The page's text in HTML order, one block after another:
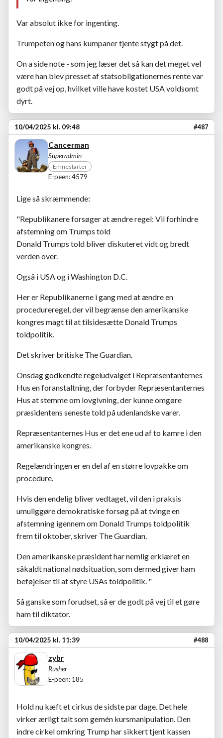
Var absolut ikke for ingenting.
Trumpeten og hans kumpaner tjente stygt på det.
On a side note - som jeg læser det så kan det meget vel
være han blev presset af statsobligationernes rente var
godt på vej op, hvilket ville have kostet USA voldsomt
dyrt.
10/04/2025 kl. 09:48 #487
Cancerman
Superadmin
Emnestarter
E-peen: 4579
Lige så skræmmende:
"Republikanere forsøger at ændre regel: Vil forhindre
afstemning om Trumps told
Donald Trumps told bliver diskuteret vidt og bredt
verden over.
Også i USA og i Washington D.C.
Her er Republikanerne i gang med at ændre en
procedureregel, der vil begrænse den amerikanske
kongres magt til at tilsidesætte Donald Trumps
toldpolitik.
Det skriver britiske The Guardian.
Onsdag godkendte regeludvalget i Repræsentanternes
Hus en foranstaltning, der forbyder Repræsentanternes
Hus at stemme om lovgivning, der kunne omgøre
præsidentens seneste told på udenlandske varer.
Repræsentanternes Hus er det ene ud af to kamre i den
amerikanske kongres.
Regelændringen er en del af en større lovpakke om
procedure.
Hvis den endelig bliver vedtaget, vil den i praksis
umuliggøre demokratiske forsøg på at tvinge en
afstemning igennem om Donald Trumps toldpolitik
frem til oktober, skriver The Guardian.
Den amerikanske præsident har nemlig erklæret en
såkaldt national nødsituation, som dermed giver ham
beføjelser til at styre USAs toldpolitik. "
Så ganske som forudset, så er de godt på vej til et gøre
ham til diktator.
10/04/2025 kl. 11:39 #488
zybr
Rusher
E-peen: 185
Hold nu kæft et cirkus de sidste par dage. Det hele
virker ærligt talt som gemén kursmanipulation. Den
indre cirkel omkring Trump har sikkert tjent kassen